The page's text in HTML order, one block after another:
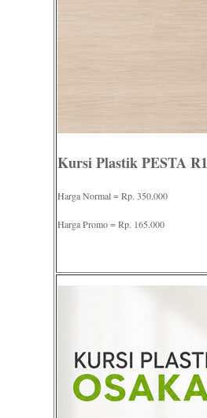
Kursi Plastik PESTA
Harga Normal = Rp. 350.000
Harga Promo = Rp. 165.000